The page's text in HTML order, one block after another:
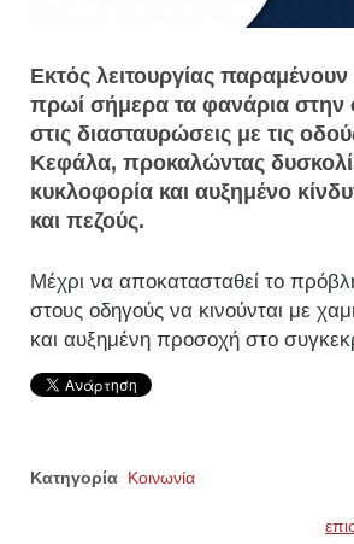
Εκτός λειτουργίας
πρωί σήμερα τα φανάρια στην
στις διασταυρώσεις με τις
Κεφάλα, προκαλώντας
κυκλοφορία και αυξημένο
και πεζούς.
Μέχρι να αποκατασταθεί το
στους οδηγούς να κινούνται με
και αυξημένη προσοχή στο
Κατηγορία Κοινωνία